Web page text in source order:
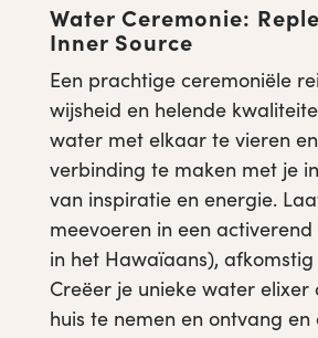
Water Ceremonie:
Inner Source
Een prachtige ceremoniële
wijsheid en helende
water met elkaar te vieren
verbinding te maken met je
van inspiratie en energie.
meevoeren in een activerend
in het Hawaïaans),
Creëer je unieke water elixer
huis te nemen en ontvang en